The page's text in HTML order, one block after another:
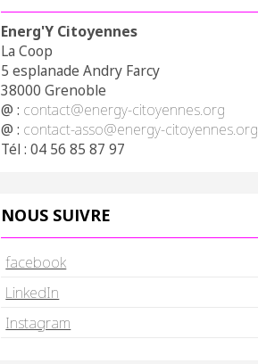
Energ'Y Citoyennes
La Coop
5 esplanade Andry Farcy
38000 Grenoble
@ : contact@energy-citoyennes.org
@ : contact-asso@energy-citoyennes.org
Tél : 04 56 85 87 97
NOUS SUIVRE
facebook
LinkedIn
Instagram